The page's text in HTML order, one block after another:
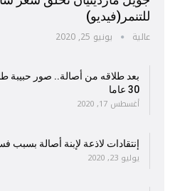
للتنمر(فيديو)
عالية يونيو 25, 2020
بعد طلاقه من أصالة.. صور حبيبة
30 عاما
أغسطس 17, 2020
إنتقادات لاذعة لإبنة أصالة
يوليو 23, 2020